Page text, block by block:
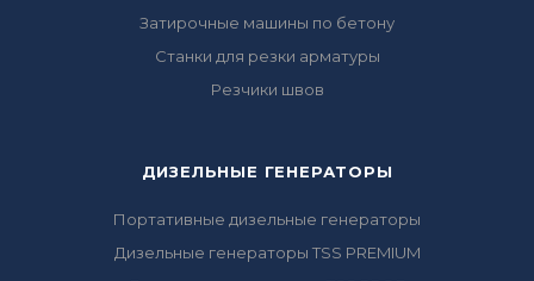
Затирочные машины по бетону
Станки для резки арматуры
Резчики швов
ДИЗЕЛЬНЫЕ ГЕНЕРАТОРЫ
Портативные дизельные генераторы
Дизельные генераторы TSS PREMIUM